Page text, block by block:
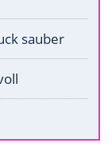
sauber